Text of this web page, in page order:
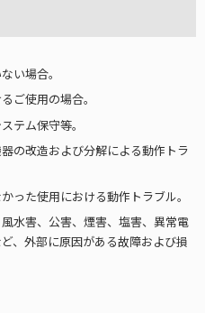
い場合。
ご使用の場合。
テム保守等。
の改造および分解による動作トラ
った使用における動作トラブル。
水害、公害、煙害、塩害、異常電
、外部に原因がある故障および損